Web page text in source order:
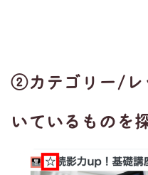
②カテゴリー/レ
いているものを